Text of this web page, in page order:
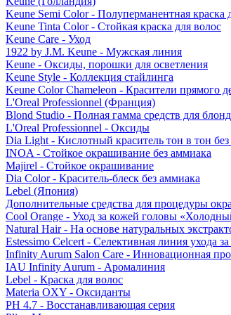
Keune Semi Color - Полуперманентная краска
Keune Tinta Color - Стойкая краска для волос
Keune Care - Уход
1922 by J.M. Keune - Мужская линия
Keune - Оксиды, порошки для осветления
Keune Style - Коллекция стайлинга
Keune Color Chameleon - Красители прямого
L'Oreal Professionnel (Франция)
Blond Studio - Полная гамма средств для
L'Oreal Professionnel - Оксиды
Dia Light - Кислотный краситель тон в тон
INOA - Стойкое окрашивание без аммиака
Majirel - Стойкое окрашивание
Dia Color - Краситель-блеск без аммиака
Lebel (Япония)
Дополнительные средства для процедуры
Cool Orange - Уход за кожей головы
Natural Hair - На основе натуральных
Estessimo Celcert - Селективная линия ухода
Infinity Aurum Salon Care - Инновационная
IAU Infinity Aurum - Аромалиния
Lebel - Краска для волос
Materia OXY - Оксиданты
PH 4.7 - Восстанавливающая серия